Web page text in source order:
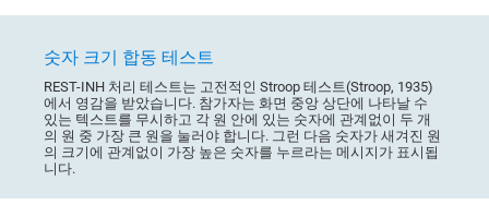
숫자 크기 합동 테스트
REST-INH 처리 테스트는 고전적인 Stroop 테스트(Stroop, 1935)
에서 영감을 받았습니다. 참가자는 화면 중앙 상단에 나타날 수
있는 텍스트를 무시하고 각 원 안에 있는 숫자에 관계없이 두 개
의 원 중 가장 큰 원을 눌러야 합니다. 그런 다음 숫자가 새겨진 원
의 크기에 관계없이 가장 높은 숫자를 누르라는 메시지가 표시됩
니다.